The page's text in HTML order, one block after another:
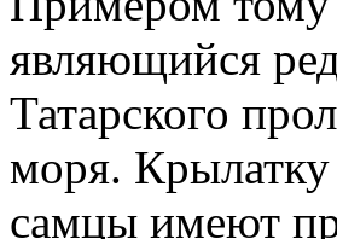
являющийся
Татарского
моря. Крылатку
самцы имеют